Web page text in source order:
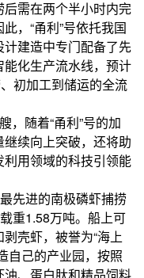
需在两个半小时内完
，“甬利”号依托我国
建造中专门配备了先
化生产流水线，预计
初加工到储运的全流
，随着“甬利”号的加
续向上突破，还将助
用领域的科技引领能
先进的南极磷虾捕捞
重1.58万吨。船上可
壳虾，被誉为“海上
自己的产业园，按照